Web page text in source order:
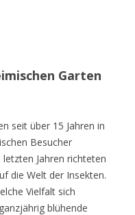
Garten
seit über 15 Jahren in
Besucher
Jahren richteten
die Welt der Insekten.
Vielfalt sich
blühende